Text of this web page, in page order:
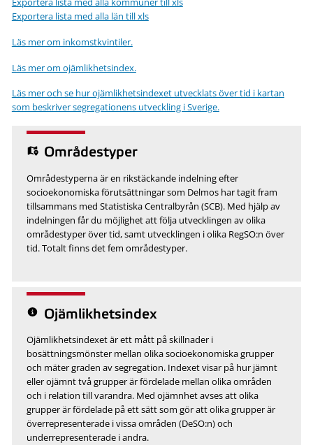
Exportera lista med alla län till xls
Läs mer om inkomstkvintiler.
Läs mer om ojämlikhetsindex.
Läs mer och se hur ojämlikhetsindexet utvecklats över tid i kartan
som beskriver segregationens utveckling i Sverige.
Områdestyper
Områdestyperna är en rikstäckande indelning efter
socioekonomiska förutsättningar som Delmos har tagit fram
tillsammans med Statistiska Centralbyrån (SCB). Med hjälp av
indelningen får du möjlighet att följa utvecklingen av olika
områdestyper över tid, samt utvecklingen i olika RegSO:n över
tid. Totalt finns det fem områdestyper.
Ojämlikhetsindex
Ojämlikhetsindexet är ett mått på skillnader i
bosättningsmönster mellan olika socioekonomiska grupper
och mäter graden av segregation. Indexet visar på hur jämnt
eller ojämnt två grupper är fördelade mellan olika områden
och i relation till varandra. Med ojämnhet avses att olika
grupper är fördelade på ett sätt som gör att olika grupper är
överrepresenterade i vissa områden (DeSO:n) och
underrepresenterade i andra.